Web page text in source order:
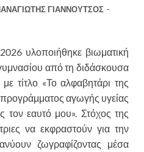
ΓΙΑΝΝΟΥΤΣΟΣ -
υλοποιήθηκε βιωματική
από τη διδάσκουσα
τίτλο «Το αλφαβητάρι της
αγωγής υγείας
τον εαυτό μου». Στόχος της
να εκφραστούν για την
ζωγραφίζοντας μέσα